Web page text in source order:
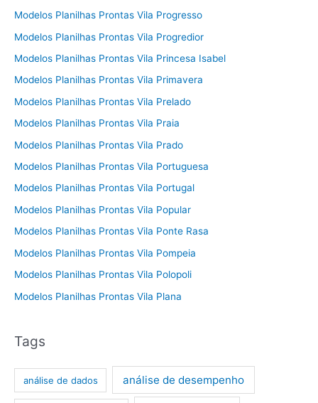
Modelos Planilhas Prontas Vila Progresso
Modelos Planilhas Prontas Vila Progredior
Modelos Planilhas Prontas Vila Princesa Isabel
Modelos Planilhas Prontas Vila Primavera
Modelos Planilhas Prontas Vila Prelado
Modelos Planilhas Prontas Vila Praia
Modelos Planilhas Prontas Vila Prado
Modelos Planilhas Prontas Vila Portuguesa
Modelos Planilhas Prontas Vila Portugal
Modelos Planilhas Prontas Vila Popular
Modelos Planilhas Prontas Vila Ponte Rasa
Modelos Planilhas Prontas Vila Pompeia
Modelos Planilhas Prontas Vila Polopoli
Modelos Planilhas Prontas Vila Plana
Tags
análise de dados análise de desempenho